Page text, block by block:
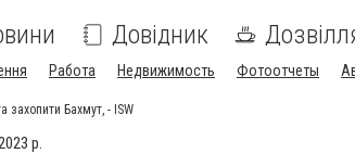
Довідник
Работа Недвижимость Фотоотчеты
захопити Бахмут, - ISW
р.